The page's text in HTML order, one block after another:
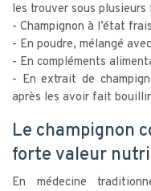
les trouver sous plusieurs
- Champignon à l’état
- En poudre, mélangé
- En compléments
- En extrait de
après les avoir fait
Le champignon
forte valeur
En médecine